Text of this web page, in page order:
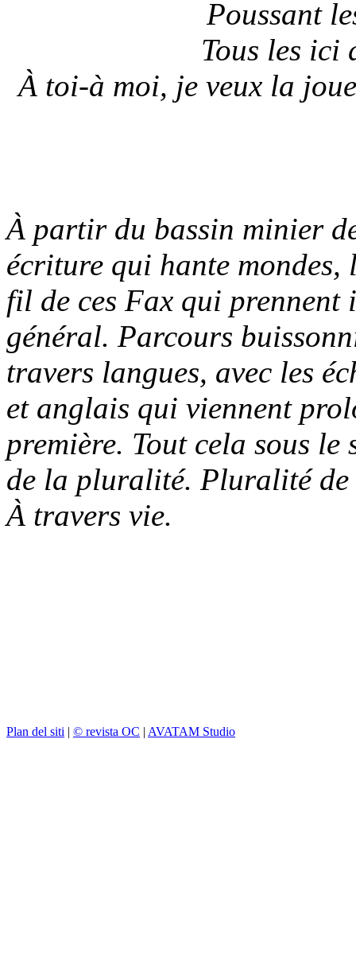
Poussant
Tous les ici
À toi-à moi, je veux la
À partir du bassin minier
écriture qui hante mondes,
fil de ces Fax qui prennent
général. Parcours
travers langues, avec les
et anglais qui viennent
première. Tout cela sous
de la pluralité. Pluralité de
À travers vie.
Plan del siti | © revista OC | AVATAM Studio